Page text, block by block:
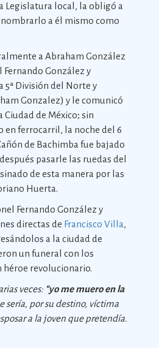
Legislatura local, la obligó a
a él mismo como
a Abraham González
González y
5ª División del Norte y
Gonzalez) y le comunicó
Ciudad de México; sin
en ferrocarril, la noche del 6
de Bachimba fue bajado
pasarle las ruedas del
de esta manera por las
Huerta.
Fernando González y
directas de Francisco Villa,
a la ciudad de
un funeral con los
héroe revolucionario.
veces: "yo me muero en la
sería, por su destino, víctima
a la joven que pretendía.